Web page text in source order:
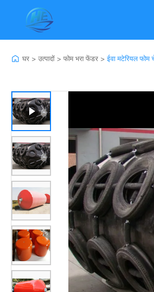
घर > उत्पादों > फोम भरा फेंडर > ईवा मटेरियल